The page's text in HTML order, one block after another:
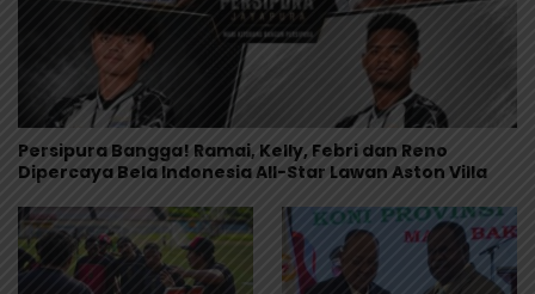
Persipura Bangga! Ramai, Kelly, Febri dan Reno
Dipercaya Bela Indonesia All-Star Lawan Aston Villa